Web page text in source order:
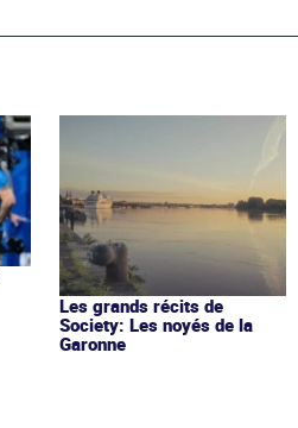
Les grands récits de
Society: Les noyés de la
Garonne